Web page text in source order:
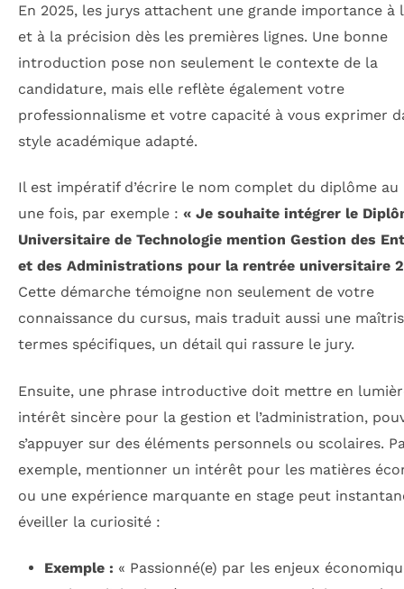
En 2025, les jurys attachent une grande importance à
et à la précision dès les premières lignes. Une bonne
introduction pose non seulement le contexte de la
candidature, mais elle reflète également votre
professionnalisme et votre capacité à vous exprimer
style académique adapté.
Il est impératif d’écrire le nom complet du diplôme au
une fois, par exemple : « Je souhaite intégrer le
Universitaire de Technologie mention Gestion des
et des Administrations pour la rentrée universitaire
Cette démarche témoigne non seulement de votre
connaissance du cursus, mais traduit aussi une
termes spécifiques, un détail qui rassure le jury.
Ensuite, une phrase introductive doit mettre en
intérêt sincère pour la gestion et l’administration,
s’appuyer sur des éléments personnels ou scolaires.
exemple, mentionner un intérêt pour les matières
ou une expérience marquante en stage peut
éveiller la curiosité :
Exemple : « Passionné(e) par les enjeux